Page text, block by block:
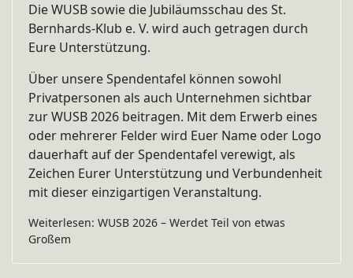
Die WUSB sowie die Jubiläumsschau des St.
Bernhards-Klub e. V. wird auch getragen durch
Eure Unterstützung.
Über unsere Spendentafel können sowohl
Privatpersonen als auch Unternehmen sichtbar
zur WUSB 2026 beitragen. Mit dem Erwerb eines
oder mehrerer Felder wird Euer Name oder Logo
dauerhaft auf der Spendentafel verewigt, als
Zeichen Eurer Unterstützung und Verbundenheit
mit dieser einzigartigen Veranstaltung.
Weiterlesen: WUSB 2026 – Werdet Teil von etwas
Großem